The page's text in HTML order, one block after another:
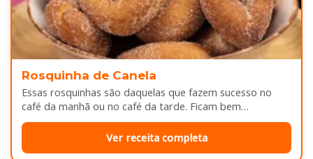
Rosquinha de Canela
Essas rosquinhas são daquelas que fazem sucesso no
café da manhã ou no café da tarde. Ficam bem
douradinhas por…
Ver receita completa